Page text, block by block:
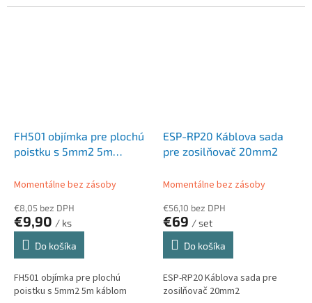
FH501 objímka pre plochú
poistku s 5mm2 5m
Momentálne bez zásoby
€8,05 bez DPH
€9,90 / ks
Do košíka
FH501 objímka pre plochú
poistku s 5mm2 5m káblom
ESP-RP20 Káblova sada
pre zosilňovač 20mm2
Momentálne bez zásoby
€56,10 bez DPH
€69 / set
Do košíka
ESP-RP20 Káblova sada pre
zosilňovač 20mm2